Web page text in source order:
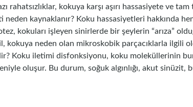
rahatsızlıklar, kokuya karşı aşırı hassasiyete ve
neden kaynaklanır? Koku hassasiyetleri hakkında
kokuları işleyen sinirlerde bir şeylerin “arıza”
kokuya neden olan mikroskobik parçacıklarla ilgili
Koku iletimi disfonksiyonu, koku moleküllerinin
oluşur. Bu durum, soğuk algınlığı, akut sinüzit,